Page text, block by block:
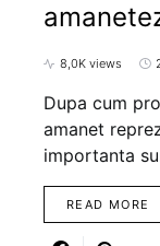
8,0K views
Dupa cum
amanet
importanta
READ MORE